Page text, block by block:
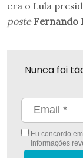
era o Lula
poste Fernando
Nunca foi
Eu concordo
informações